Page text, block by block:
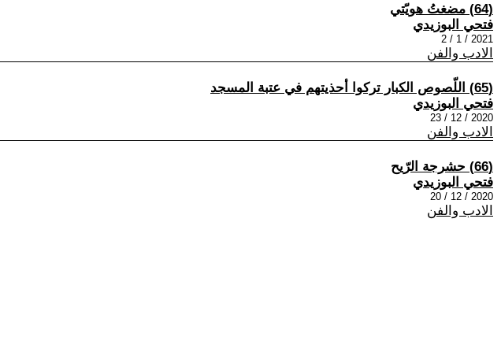
(64) مضغتُ هويّتي
فتحي البوزيدي
2021 / 1 / 2
الادب والفن
(65) اللّصوص الكبار تركوا أحذيتهم في عتبة المسجد
فتحي البوزيدي
2020 / 12 / 23
الادب والفن
(66) حشرجة الرّيح
فتحي البوزيدي
2020 / 12 / 20
الادب والفن